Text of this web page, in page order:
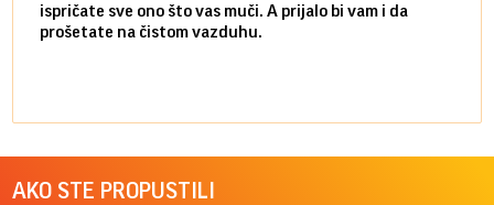
ispričate sve ono što vas muči. A prijalo bi vam i da
prošetate na čistom vazduhu.
AKO STE PROPUSTILI